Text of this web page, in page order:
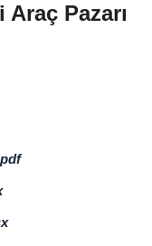
Pazarı